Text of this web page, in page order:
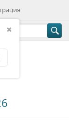
✖